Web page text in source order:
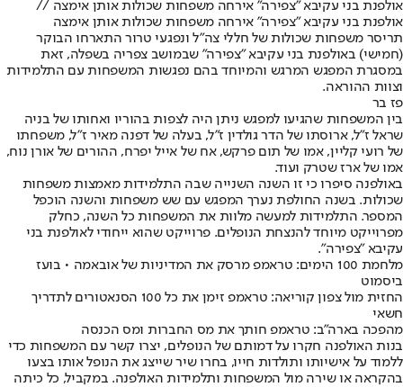
אולפנת בני עקיבא "צפירה" אירחה משפחות שכולות אותן אימצה //
אולפנת בני עקיבא "צפירה" אירחה משפחות שכולות אותן אימצה
תריסר משפחות שכולות של חללי צה"ל ונפגעי טרור התארחו הבוקר
(חמישי) באולפנת בני עקיבא "צפירה" שבמושב צפריה בשפלה, זאת
במסגרת המפגש המרגש והמיוחד בהם נפגשות המשפחות עם התלמידות
וצוות ההוראה.
פז בר
בין המשפחות שהגיעו למפגש ניתן היה לצפות בהוריו ואחותו של בניה
שראל ז"ל, ארוסתו של הדר גולדין ז"ל, בעלה של דפנה מאיר ז"ל, משפחתו
של רועי קליין, אמו של תום פרקש, אח של אייל יפרח, ההורים של אורן נוח,
אמו של ארז שטרק ועוד.
באולפנה סיפרו כי זו השנה השנייה שבה התלמידות מאמצות משפחות
שכולות. בשנה החולפת נערך המפגש עם שש משפחות והשנה הוכפל
המספר. התלמידות למעשה מלוות את המשפחות כל השנה, כחלק
מפרוייקט מיוחד להנצחת הנופלים. פרוייקט שהוא ייחודי לאולפנת בני
עקיבא "צפירה".
מלחמת 100 הימים: טראמפ מרסק את המדיניות של אובאמה • בועז
ביסמוט
החזית מול צפון קוריאה: טראמפ זימן את כל 100 הסנאטורים לתדריך
חשאי
מהפכה בארה"ב: טראמפ חותך את מס החברות ומס הכנסה
בנות האולפנה חקרו על דמותם של הנופלים, יצרו קשר עם המשפחות כדי
ללמוד על אישיותו ותולדות חייו, בחרו שיר שייצג את הנופל אותו בצעו
בהקראה או שירה מול המשפחות ותלמידות האולפנה. במקביל, כל כיתה